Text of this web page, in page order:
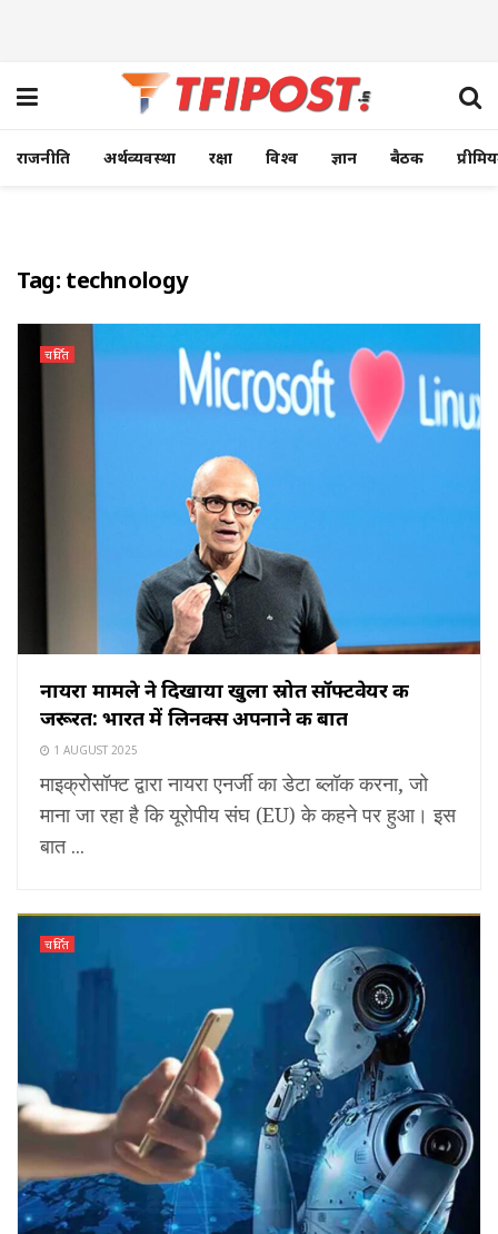
राजनीति अर्थव्यवस्था रक्षा विश्व ज्ञान बैठक
Tag: technology
चर्चित
नायरा मामले ने दिखाया खुला स्रोत सॉफ्टवेयर की
जरूरत: भारत में लिनक्स अपनाने की बात
1 AUGUST 2025
माइक्रोसॉफ्ट द्वारा नायरा एनर्जी का डेटा ब्लॉक करना, जो
माना जा रहा है कि यूरोपीय संघ (EU) के कहने पर हुआ। इस
बात ...
चर्चित